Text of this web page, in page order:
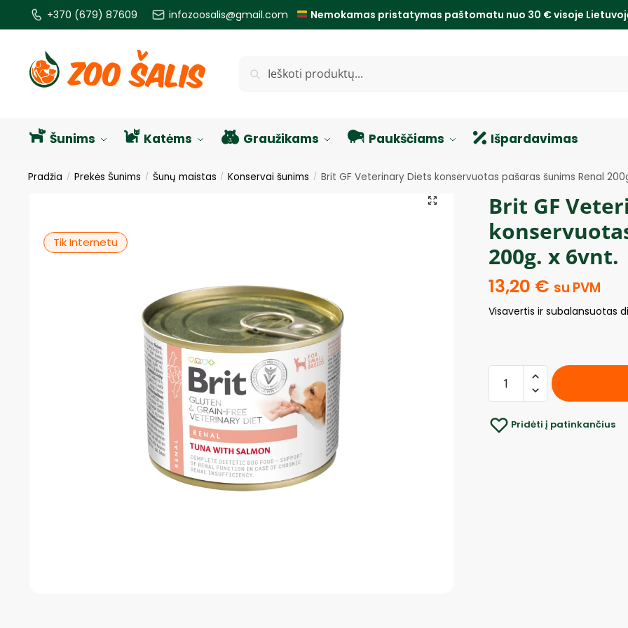
+370 (679) 87609 infozoosalis@gmail.com Nemokamas pristatymas paštomatu nuo 30 € visoje
Šunims Katėms Graužikams Paukščiams Išpardavimas
Pradžia / Prekės Šunims / Šunų maistas / Konservai šunims / Brit GF Veterinary Diets konservuotas pašaras šunims Renal
Tik Internetu
Brit GF
200g. x 6vnt.
13,20 € su PVM
Visavertis ir subalansuotas
Pridėti į patinkančius